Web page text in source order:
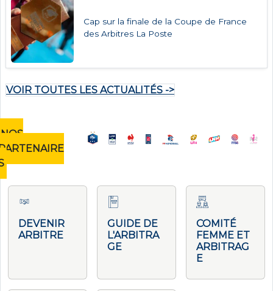
Cap sur la finale de la Coupe de France
des Arbitres La Poste
VOIR TOUTES LES ACTUALITÉS ->
NOS
DEVENIR
ARBITRE
GUIDE DE
L'ARBITRA
GE
COMITÉ
FEMME ET
ARBITRAG
E